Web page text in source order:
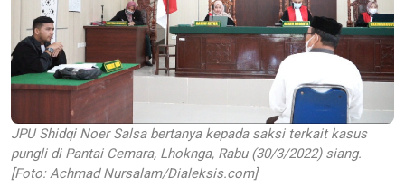
JPU Shidqi Noer Salsa bertanya kepada saksi terkait kasus
pungli di Pantai Cemara, Lhoknga, Rabu (30/3/2022) siang.
[Foto: Achmad Nursalam/Dialeksis.com]